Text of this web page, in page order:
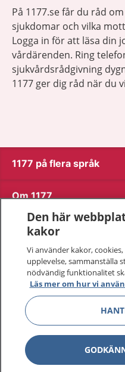
På 1177.se får du råd
sjukdomar och vilka
Logga in för att läsa din
vårdärenden. Ring
sjukvårdsrådgivning
1177 ger dig råd när du
1177 på flera språk
Om 1177
Kontakt
Behandling av
Hantering av kakor
Inställningar för kakor
Den här
kakor
Vi använder kakor,
upplevelse, sammanställa
nödvändig funktionalitet
Läs mer om hur vi